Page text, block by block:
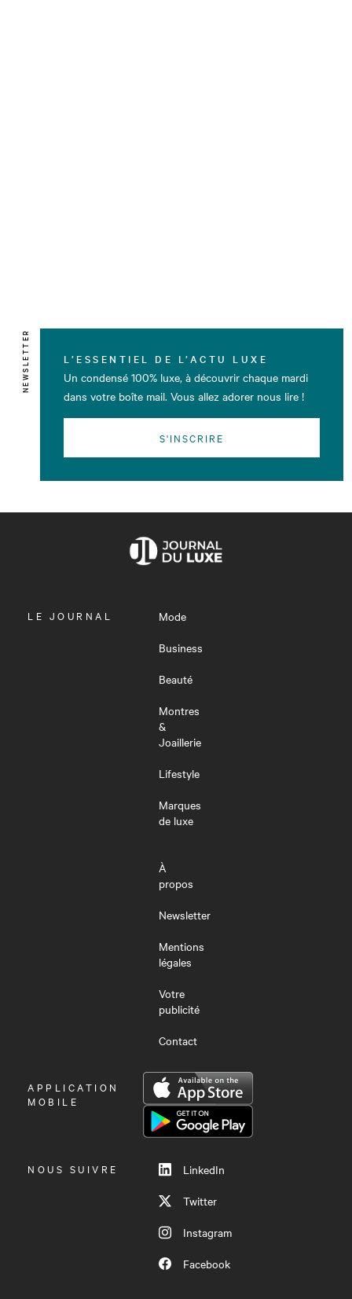
NEWSLETTER L’ESSENTIEL DE L’ACTU LUXE
Un condensé 100% luxe, à découvrir chaque mardi
dans votre boîte mail. Vous allez adorer nous lire !
S'INSCRIRE
OUVRIR
LE JOURNAL
Mode
Business
Beauté
Montres
&
Joaillerie
Lifestyle
Marques
de luxe
À
propos
Newsletter
Mentions
légales
Votre
publicité
Contact
OUVRIR
LE
APPLICATION
MOBILE
NOUS SUIVRE
LinkedIn
Twitter
Instagram
Facebook